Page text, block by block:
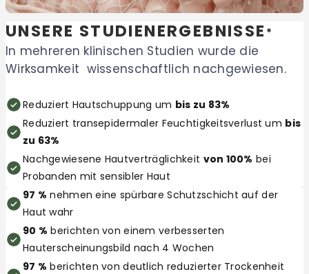
UNSERE STUDIENERGEBNISSE *
In mehreren klinischen Studien wurde die
Wirksamkeit wissenschaftlich nachgewiesen.
Reduziert Hautschuppung um bis zu 83%
Reduziert transepidermaler Feuchtigkeitsverlust um bis
zu 63%
Nachgewiesene Hautverträglichkeit von 100% bei
Probanden mit sensibler Haut
97 % nehmen eine spürbare Schutzschicht auf der
Haut wahr
90 % berichten von einem verbesserten
Hauterscheinungsbild nach 4 Wochen
97 % berichten von deutlich reduzierter Trockenheit